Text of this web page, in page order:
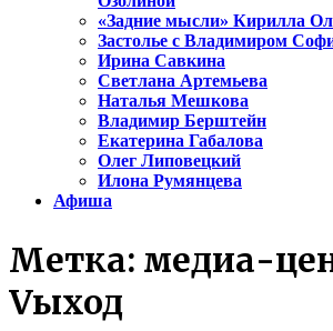
«Задние мысли» Кирилла
Застолье с Владимиром
Ирина Савкина
Светлана Артемьева
Наталья Мешкова
Владимир Берштейн
Екатерина Габалова
Олег Липовецкий
Илона Румянцева
Афиша
Метка: медиа-
Vыход